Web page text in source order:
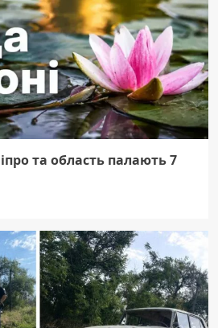
та область палають 7